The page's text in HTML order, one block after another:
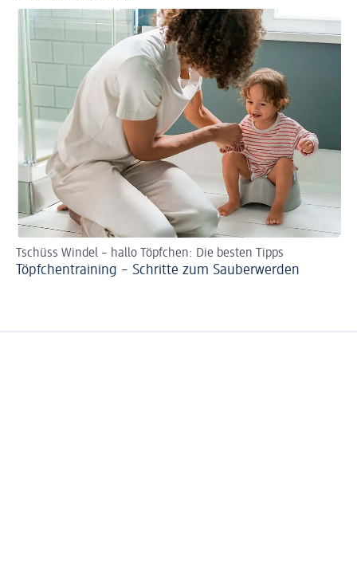
Tschüss Windel – hallo Töpfchen: Die besten Tipps
Töpfchentraining – Schritte zum Sauberwerden